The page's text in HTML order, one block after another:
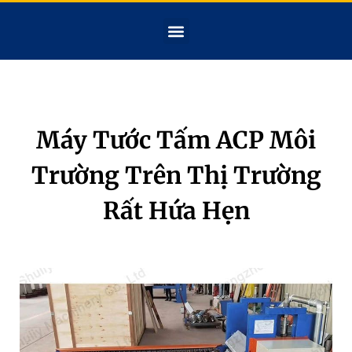
Máy Tước Tấm ACP Môi
Trường Trên Thị Trường
Rất Hứa Hẹn